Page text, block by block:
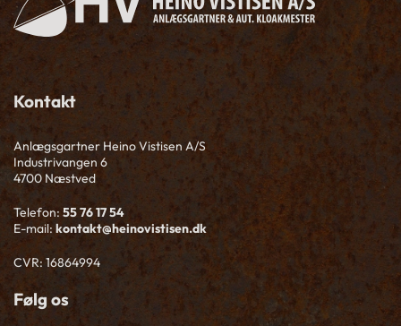
Kontakt
Anlægsgartner Heino Vistisen A/S
Industrivangen 6
4700 Næstved
Telefon: 55 76 17 54
E-mail: kontakt@heinovistisen.dk
CVR: 16864994
Følg os